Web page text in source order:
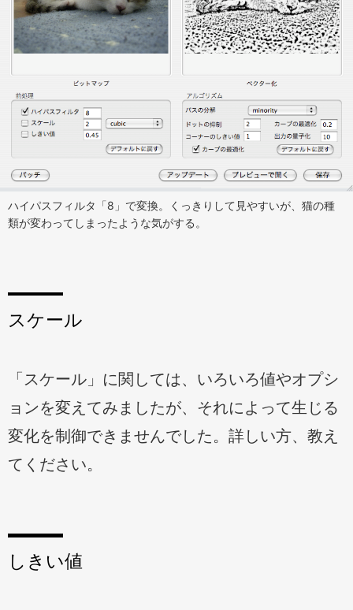
ハイパスフィルタ「8」で変換。くっきりして見やすいが、猫の種
類が変わってしまったような気がする。
スケール
「スケール」に関しては、いろいろ値やオプシ
ョンを変えてみましたが、それによって生じる
変化を制御できませんでした。詳しい方、教え
てください。
しきい値